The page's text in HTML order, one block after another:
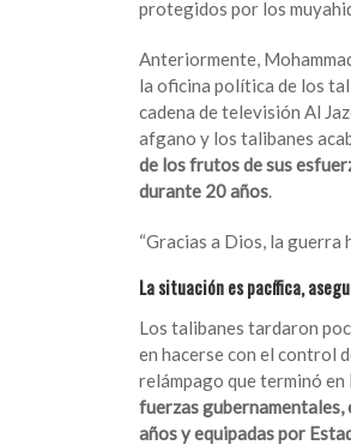
protegidos por los
Anteriormente,
la oficina política de los
cadena de televisión Al
afgano y los talibanes
de los frutos de sus
durante 20 años
“Gracias a Dios, la guerra
La situación es pacífica,
Los talibanes tardaron
en hacerse con el control
relámpago que terminó en
fuerzas
años y equipadas por